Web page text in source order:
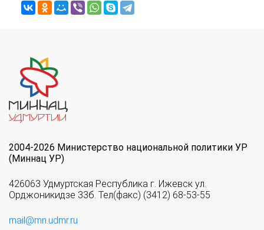
2004-2026 Министерство национальной политики УР
(Миннац УР)
426063 Удмуртская Республика г. Ижевск ул.
Орджоникидзе 33б. Тел(факс) (3412) 68-53-55
mail@mn.udmr.ru